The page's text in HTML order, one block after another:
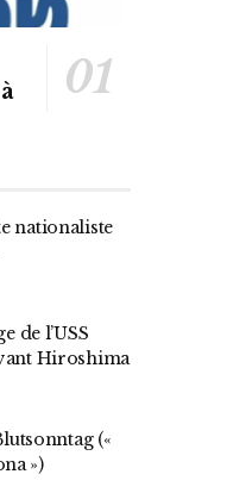
nationaliste
de l’USS
Hiroshima
(«
»)